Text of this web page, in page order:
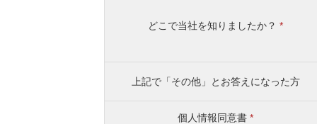
どこで当社を知りましたか？ *
上記で「その他」とお答えになった方
個人情報同意書 *